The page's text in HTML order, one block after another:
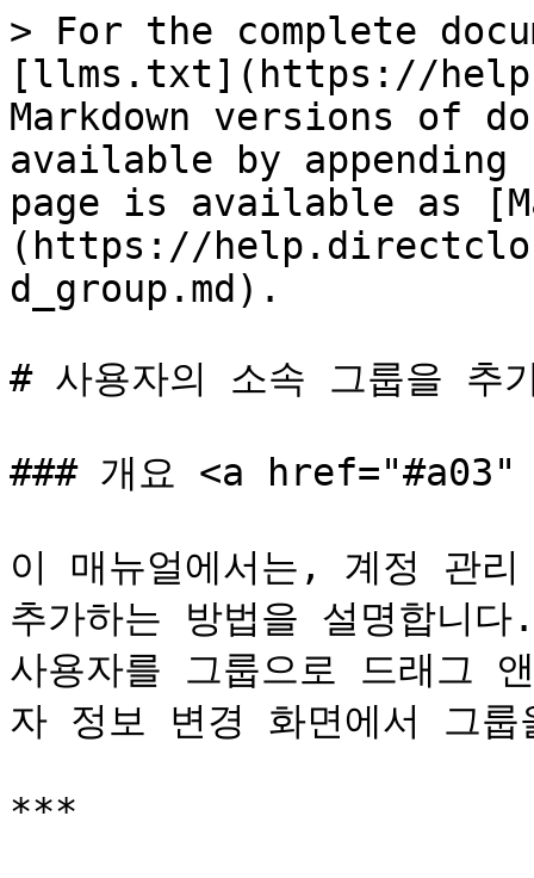
> For the complete
[llms.txt](https://
Markdown versions of
available by
page is available as
(https://
d_group.md).
# 사용자의 소속 그룹을 추
### 개요 <a
이 매뉴얼에서는, 계정 관
추가하는 방법을 설명합니
사용자를 그룹으로 드래그
자 정보 변경 화면에서 그
***